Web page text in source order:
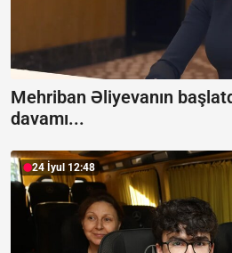
Mehriban Əliyevanın
davamı...
24 İyul 12:48